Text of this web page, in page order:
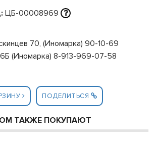
ЦБ-00008969
70, (Иномарка) 90-10-69
(Иномарка) 8-913-969-07-58
ПОДЕЛИТЬСЯ
ТАКЖЕ ПОКУПАЮТ